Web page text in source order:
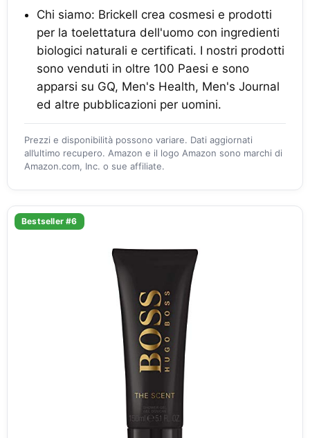
Chi siamo: Brickell crea cosmesi e prodotti
per la toelettatura dell'uomo con ingredienti
biologici naturali e certificati. I nostri prodotti
sono venduti in oltre 100 Paesi e sono
apparsi su GQ, Men's Health, Men's Journal
ed altre pubblicazioni per uomini.
Prezzi e disponibilità possono variare. Dati aggiornati
all’ultimo recupero. Amazon e il logo Amazon sono marchi di
Amazon.com, Inc. o sue affiliate.
Bestseller #6